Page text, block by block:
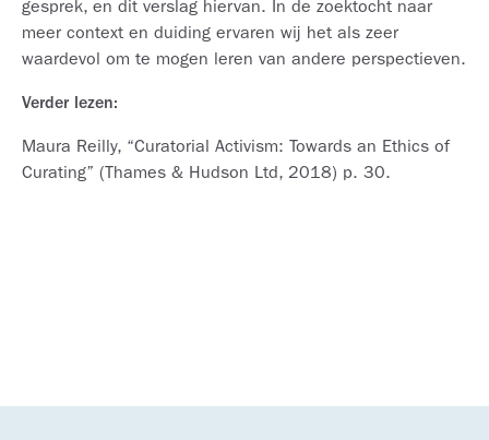
gesprek, en dit verslag hiervan. In de zoektocht naar
meer context en duiding ervaren wij het als zeer
waardevol om te mogen leren van andere perspectieven.
Verder lezen:
Maura Reilly, “Curatorial Activism: Towards an Ethics of
Curating” (Thames & Hudson Ltd, 2018) p. 30.